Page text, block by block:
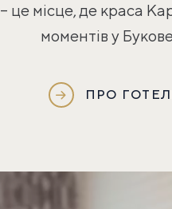
– це місце, де краса
моментів у
ПРО